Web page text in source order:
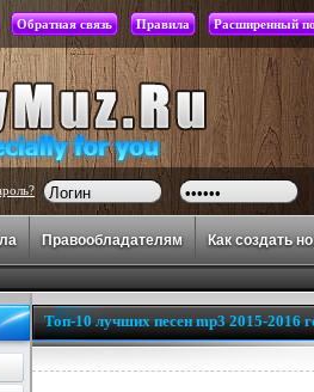
Обратная связь Правила Расширенный
Правообладателям Как создать
Топ-10 лучших песен mp3 2015-2016